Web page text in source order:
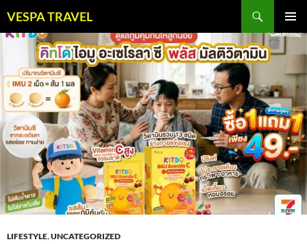
to
content
VESPA TRAVEL
MENU
LIFESTYLE,UNCATEGORIZED